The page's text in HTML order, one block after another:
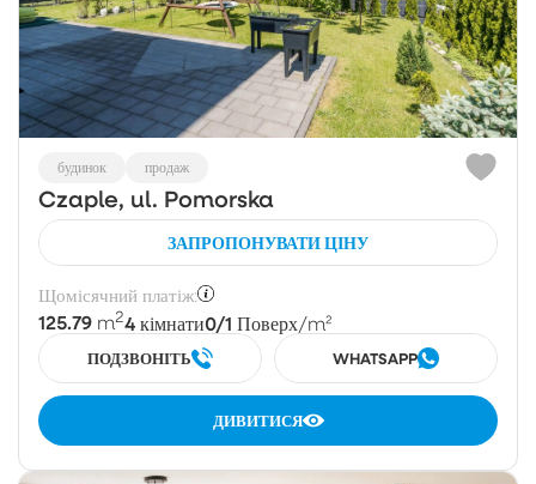
будинок продаж
Czaple, ul. Pomorska
ЗАПРОПОНУВАТИ ЦІНУ
Щомісячний платіж:
125.79 m24 кімнати0/1 Поверх/m²
ПОДЗВОНІТЬ WHATSAPP
ДИВИТИСЯ